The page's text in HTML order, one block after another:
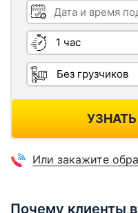
Дата и время
Длительность
Грузчики
Или закажите
Почему клиенты